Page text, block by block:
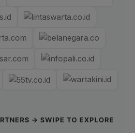
→ SWIPE TO EXPLORE